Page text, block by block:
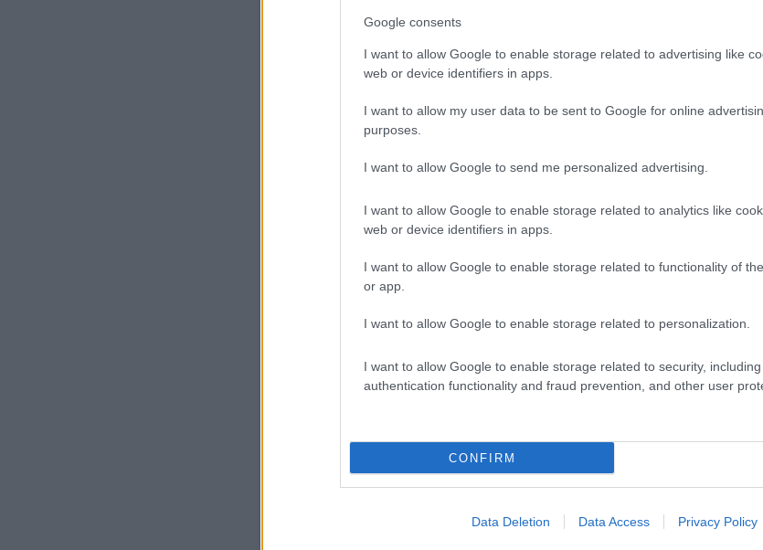
Google consents
I want to allow Google to enable storage related to advertising like
web or device identifiers in apps.
I want to allow my user data to be sent to Google for online
purposes.
I want to allow Google to send me personalized advertising.
I want to allow Google to enable storage related to analytics like
web or device identifiers in apps.
I want to allow Google to enable storage related to functionality of
or app.
I want to allow Google to enable storage related to personalization.
I want to allow Google to enable storage related to security, including
authentication functionality and fraud prevention, and other user
CONFIRM
Data Deletion Data Access Privacy Policy
Ha elég felkészült vagy, bármi a tiéd lehet, amit csak szeretnél!
birtokolunk, az azért a miénk, mert egyszer már ezt mi kiérdemeltük. Jót
tettünk valamikor, segítettünk valakinek valamikor, meg egyáltalán a saját jó
természetünk vezetett oda, hogy annyi mindenben lehetett eddig is részünk
2024.11.22. 18:28RIARIA
"Törődj a perccel... (...) Ami volt, ami elmúlt, ami megtörtént, azon már
úgysem segíthetünk. S ami lesz, ami jön, ami vár ránk, ahhoz oly kevés a
közünk, annyira nem szólhatunk bele... Ragadd meg a percet! A perc -
biztos. A pillanatnyi jelennek talán gazdája vagy..." (Szilvási…